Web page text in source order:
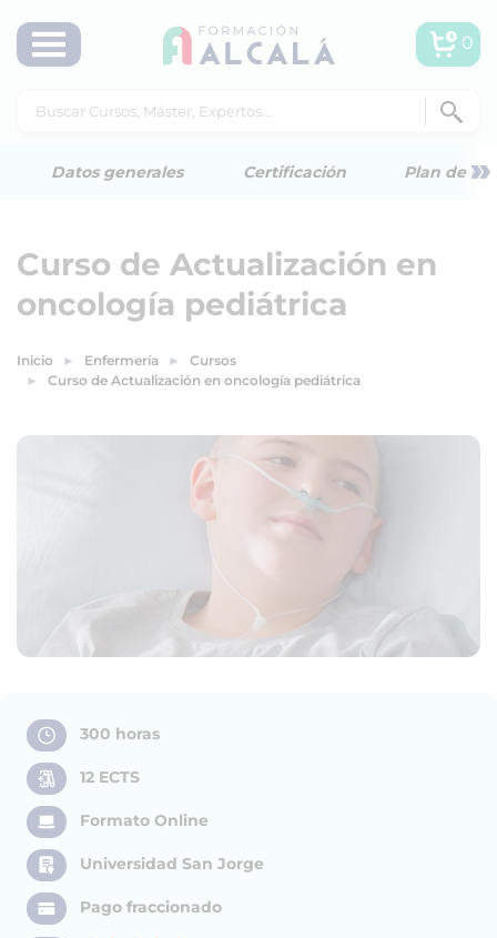
0
Datos generales Certificación Plan de »
Curso de Actualización en
oncología pediátrica
Inicio Enfermería
Cursos
Curso de Actualización en oncología pediátrica
300 horas
12 ECTS
Formato Online
Universidad San Jorge
Pago fraccionado